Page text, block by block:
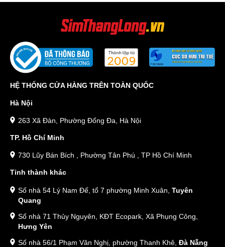
HỆ THỐNG CỬA HÀNG TRÊN TOÀN QUỐC
Hà Nội
263 Xã Đàn, Phường Đống Đa, Hà Nội
TP. Hồ Chí Minh
730 Lũy Bán Bích , Phường Tân Phú , TP Hồ Chí Minh
Tỉnh thành khác
Số nhà 54 Lý Nam Đế, tổ 7 phường Minh Xuân, Tuyên
Quang
Số nhà 71 Thủy Nguyên, KĐT Ecopark, Xã Phụng Công,
Hưng Yên
Số nhà 56/1 Phạm Văn Nghị, phường Thanh Khê, Đà Nẵng